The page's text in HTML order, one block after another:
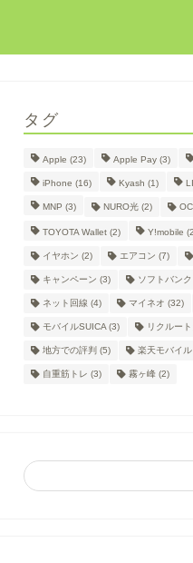
タグ
Apple (23) Apple Pay(3)
iPhone (16) Kyash (1)
MNP (3) NURO光(2)
TOYOTA Wallet(2) Y!mobile
イヤホン (2) エアコン (7)
キャンペーン (3) ソフトバンク
ネット回線 (4) マイネオ (32)
モバイルSUICA(3) リクルー
地方での評判 (5) 楽天モバイル
自重筋トレ (3) 霧ヶ峰(2)